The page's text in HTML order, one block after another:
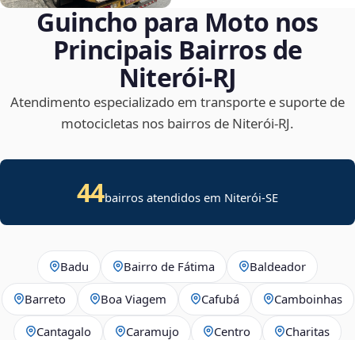
Guincho para Moto nos
Principais Bairros de
Niterói‑RJ
Atendimento especializado em transporte e suporte de
motocicletas nos bairros de Niterói‑RJ.
44bairros atendidos em Niterói-SE
Badu Bairro de Fátima Baldeador
Barreto Boa Viagem Cafubá Camboinhas
Cantagalo Caramujo Centro Charitas